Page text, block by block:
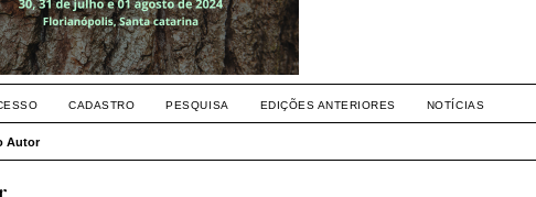
CADASTRO PESQUISA EDIÇÕES ANTERIORES NOTÍCIAS
Autor